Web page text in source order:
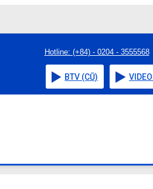
Hotline: (+84) - 0204 - 3555568
BTV (CŨ) VIDEO